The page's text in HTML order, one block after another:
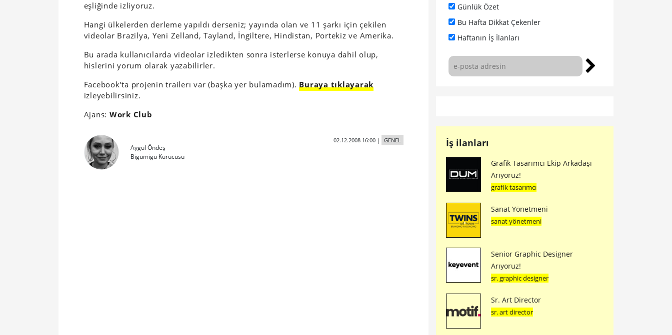
eşliğinde izliyoruz.
Hangi ülkelerden derleme yapıldı derseniz; yayında olan ve 11 şarkı için çekilen
videolar Brazilya, Yeni Zelland, Tayland, İngiltere, Hindistan, Portekiz ve Amerika.
Bu arada kullanıcılarda videolar izledikten sonra isterlerse konuya dahil olup,
hislerini yorum olarak yazabilirler.
Facebook’ta projenin trailerı var (başka yer bulamadım). Buraya tıklayarak
izleyebilirsiniz.
Ajans: Work Club
Aygül Öndeş
Bigumigu Kurucusu
02.12.2008 16:00| GENEL
Günlük Özet
Bu Hafta Dikkat Çekenler
Haftanın İş İlanları
İş ilanları
Grafik Tasarımcı Ekip Arkadaşı
Arıyoruz!
grafik tasarımcı
Sanat Yönetmeni
sanat yönetmeni
Senior Graphic Designer
Arıyoruz!
sr. graphic designer
Sr. Art Director
sr. art director